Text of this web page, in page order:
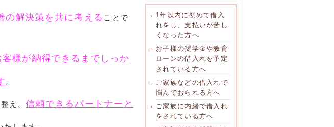
の解決策を共に考える ことで
客様が納得できるまでしっか
。
え、 信頼できるパートナーと
1年以内に初めて借入
れをし、支払いが苦し
くなった方へ
お子様の奨学金や教育
ローンの借入れを予定
されている方へ
ご家族などの借入れで
悩んでおられる方へ
ご家族に内緒で借入れ
をされている方へ